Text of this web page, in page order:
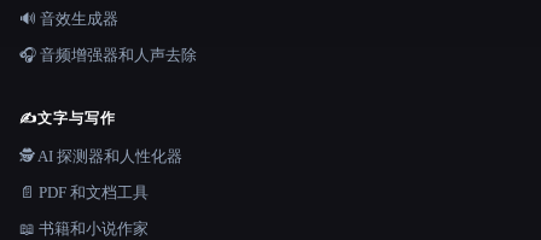
🔊 音效生成器
🎧 音频增强器和人声去除
✍️文字与写作
🕵️ AI 探测器和人性化器
📄 PDF 和文档工具
📖 书籍和小说作家